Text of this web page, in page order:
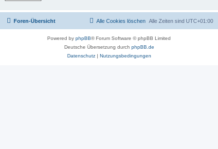
Foren-Übersicht Alle Zeiten sind UTC+01:00
Alle Cookies löschen
Powered by phpBB® Forum Software © phpBB Limited
Deutsche Übersetzung durch phpBB.de
Datenschutz| Nutzungsbedingungen